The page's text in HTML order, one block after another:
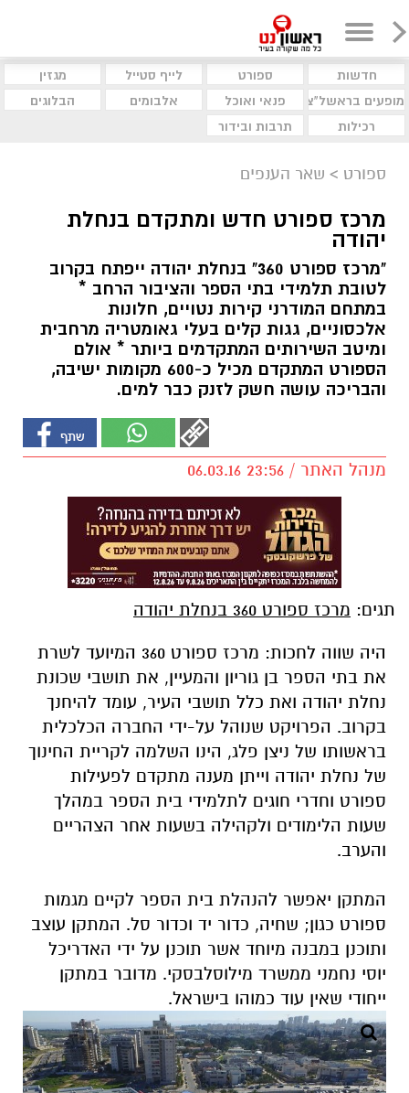
חדשות ספורט לייף סטייל
מגזין
מופעים בראשל"צ
פנאי ואוכל אלבומים
הבלוגים
רכילות
תרבות ובידור
ספורט > שאר הענפים
מרכז ספורט חדש ומתקדם בנחלת
יהודה
"מרכז ספורט 360" בנחלת יהודה ייפתח בקרוב
לטובת תלמידי בתי הספר והציבור הרחב *
במתחם המודרני קירות נטויים, חלונות
אלכסוניים, גגות קלים בעלי גאומטריה מרחבית
ומיטב השירותים המתקדמים ביותר * אולם
הספורט המתקדם מכיל כ-600 מקומות ישיבה,
והבריכה עושה חשק לזנק כבר למים.
מנהל האתר / 23:56 06.03.16
תגים: מרכז ספורט 360 בנחלת יהודה
היה שווה לחכות: מרכז ספורט 360 המיועד לשרת
את בתי הספר בן גוריון והמעיין, את תושבי שכונת
נחלת יהודה ואת כלל תושבי העיר, עומד להיחנך
בקרוב. הפרויקט שנוהל על-ידי החברה הכלכלית
בראשותו של ניצן פלג, הינו השלמה לקריית החינוך
של נחלת יהודה וייתן מענה מתקדם לפעילות
ספורט וחדרי חוגים לתלמידי בית הספר במהלך
שעות הלימודים ולקהילה בשעות אחר הצהריים
והערב.
המתקן יאפשר להנהלת בית הספר לקיים מגמות
ספורט כגון; שחיה, כדור יד וכדור סל. המתקן עוצב
ותוכנן במבנה מיוחד אשר תוכנן על ידי האדריכל
יוסי נחמני ממשרד מילוסלבסקי. מדובר במתקן
ייחודי שאין עוד כמוהו בישראל.